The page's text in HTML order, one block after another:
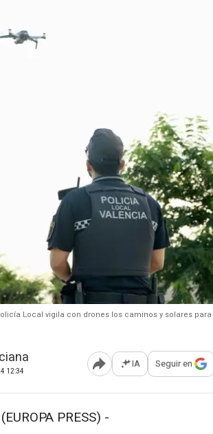
Local vigila con drones los caminos y solares
12:34 Abrir opciones para
IA Seguir en
PRESS) -